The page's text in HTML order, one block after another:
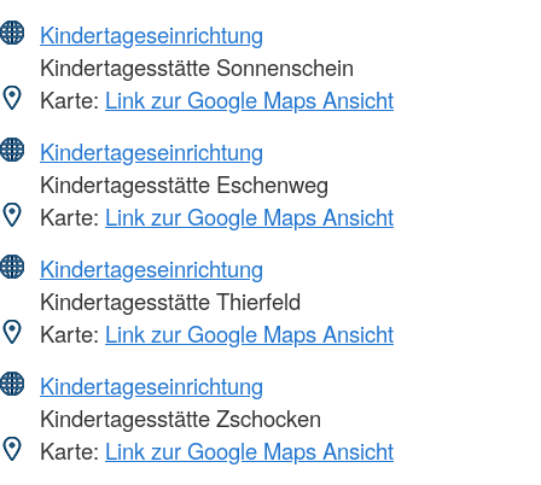
Kindertageseinrichtung
Kindertagesstätte Sonnenschein
Karte: Link zur Google Maps Ansicht
Kindertageseinrichtung
Kindertagesstätte Eschenweg
Karte: Link zur Google Maps Ansicht
Kindertageseinrichtung
Kindertagesstätte Thierfeld
Karte: Link zur Google Maps Ansicht
Kindertageseinrichtung
Kindertagesstätte Zschocken
Karte: Link zur Google Maps Ansicht